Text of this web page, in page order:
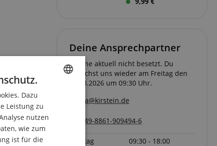
Deine Ansprechpartner
Hotline aktuell nicht besetzt. Du
erreichst uns wieder am Freitag den
07.08.2026 um 09:30 Uhr.
pa@kirstein.de
+49-8861-909494-6
Freitag
09:30 - 18:00
DUTCH
Dazu
Leistung zu
nutzen
wie zum
ist für die